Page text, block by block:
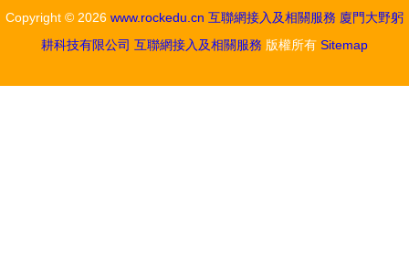
Copyright © 2026 www.rockedu.cn 互聯網接入及相關服務 廈門大野躬
耕科技有限公司 互聯網接入及相關服務 版權所有 Sitemap